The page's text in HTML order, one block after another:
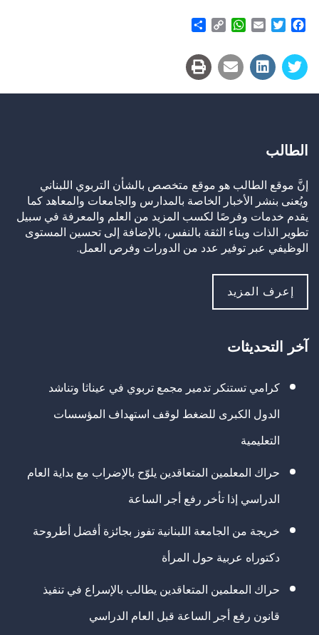
Facebook
Twitter
Email
WhatsApp
Copy
الطالب
إنَّ موقع الطالب هو موقع متخصص بالشأن التربوي اللبناني
ويُعنى بنشر الأخبار الخاصة بالمدارس والجامعات والمعاهد كما
يقدم خدمات وفرصًا لكسب المزيد من العلم والمعرفة في سبيل
تطوير الذات وبناء الثقة بالنفس، بالإضافة إلى تحسين المستوى
الوظيفي عبر توفير عدد من الدورات وفرص العمل.
إعرف المزيد
آخر التحديثات
كرامي تستنكر تدمير مجمع تربوي في عيناثا وتناشد
الدول الكبرى للضغط لوقف استهداف المؤسسات
التعليمية
حراك المعلمين المتعاقدين يلوّح بالإضراب مع بداية العام
الدراسي إذا تأخر رفع أجر الساعة
خريجة من الجامعة اللبنانية تفوز بجائزة أفضل أطروحة
دكتوراه عربية حول المرأة
حراك المعلمين المتعاقدين يطالب بالإسراع في تنفيذ
قانون رفع أجر الساعة قبل العام الدراسي